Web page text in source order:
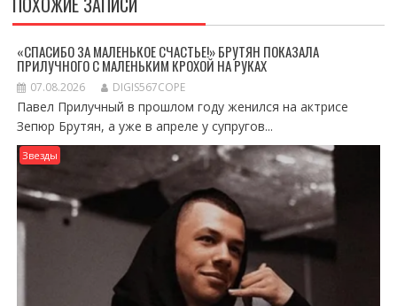
«СПАСИБО ЗА МАЛЕНЬКОЕ СЧАСТЬЕ!» БРУТЯН ПОКАЗАЛА
ПРИЛУЧНОГО С МАЛЕНЬКИМ КРОХОЙ НА РУКАХ
07.08.2026 DIGIS567COPE
Павел Прилучный в прошлом году женился на актрисе
Зепюр Брутян, а уже в апреле у супругов...
Звезды